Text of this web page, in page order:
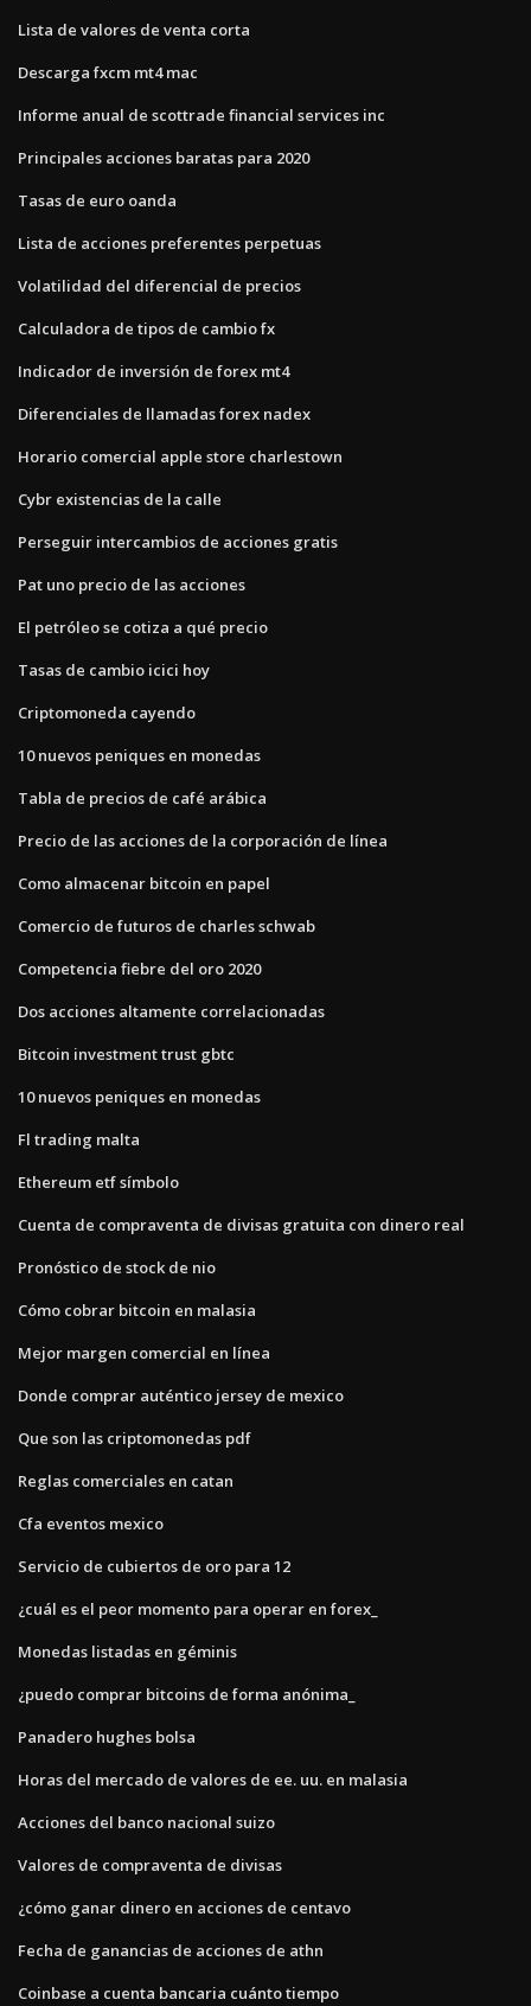
Lista de valores de venta corta
Descarga fxcm mt4 mac
Informe anual de scottrade financial services inc
Principales acciones baratas para 2020
Tasas de euro oanda
Lista de acciones preferentes perpetuas
Volatilidad del diferencial de precios
Calculadora de tipos de cambio fx
Indicador de inversión de forex mt4
Diferenciales de llamadas forex nadex
Horario comercial apple store charlestown
Cybr existencias de la calle
Perseguir intercambios de acciones gratis
Pat uno precio de las acciones
El petróleo se cotiza a qué precio
Tasas de cambio icici hoy
Criptomoneda cayendo
10 nuevos peniques en monedas
Tabla de precios de café arábica
Precio de las acciones de la corporación de línea
Como almacenar bitcoin en papel
Comercio de futuros de charles schwab
Competencia fiebre del oro 2020
Dos acciones altamente correlacionadas
Bitcoin investment trust gbtc
10 nuevos peniques en monedas
Fl trading malta
Ethereum etf símbolo
Cuenta de compraventa de divisas gratuita con dinero real
Pronóstico de stock de nio
Cómo cobrar bitcoin en malasia
Mejor margen comercial en línea
Donde comprar auténtico jersey de mexico
Que son las criptomonedas pdf
Reglas comerciales en catan
Cfa eventos mexico
Servicio de cubiertos de oro para 12
¿cuál es el peor momento para operar en forex_
Monedas listadas en géminis
¿puedo comprar bitcoins de forma anónima_
Panadero hughes bolsa
Horas del mercado de valores de ee. uu. en malasia
Acciones del banco nacional suizo
Valores de compraventa de divisas
¿cómo ganar dinero en acciones de centavo
Fecha de ganancias de acciones de athn
Coinbase a cuenta bancaria cuánto tiempo